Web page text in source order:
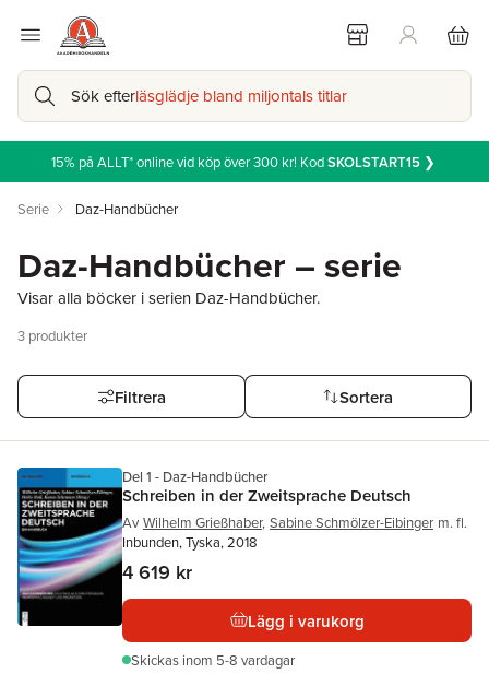
Sök efterläsglädje bland miljontals titlar
15% på ALLT* online vid köp över 300 kr! KodSKOLSTART15❯
Serie Daz-Handbücher
Daz-Handbücher – serie
Visar alla böcker i serien Daz-Handbücher.
3 produkter
Filtrera Sortera
Del 1 - Daz-Handbücher
Schreiben in der Zweitsprache Deutsch
Av Wilhelm Grießhaber, Sabine Schmölzer-Eibinger m. fl.
Inbunden, Tyska, 2018
4 619 kr
Lägg i varukorg
Skickas inom 5-8 vardagar